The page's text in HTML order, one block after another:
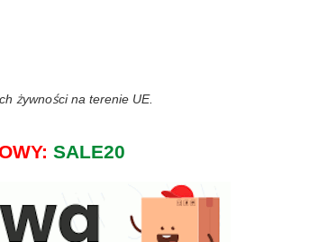
żywności na terenie UE.
SALE20